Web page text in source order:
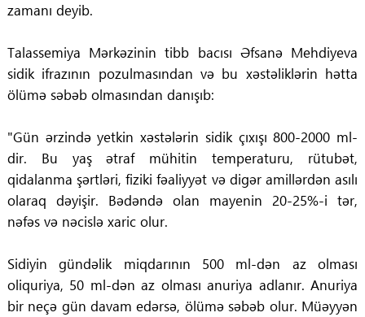
zamanı deyib.
Talassemiya Mərkəzinin tibb bacısı Əfsanə Mehdiyeva
sidik ifrazının pozulmasından və bu xəstəliklərin hətta
ölümə səbəb olmasından danışıb:
"Gün ərzində yetkin xəstələrin sidik çıxışı 800-2000 ml-
dir. Bu yaş ətraf mühitin temperaturu, rütubət,
qidalanma şərtləri, fiziki fəaliyyət və digər amillərdən asılı
olaraq dəyişir. Bədəndə olan mayenin 20-25%-i tər,
nəfəs və nəcislə xaric olur.
Sidiyin gündəlik miqdarının 500 ml-dən az olması
oliquriya, 50 ml-dən az olması anuriya adlanır. Anuriya
bir neçə gün davam edərsə, ölümə səbəb olur. Müəyyən